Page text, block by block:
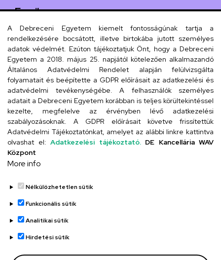
Email
iskola@kossuth-alt.unideb.hu
Cím
4024 Debrecen, Kossuth utca 33.
Szervezeti telefonkönyv
UD telefonkönyv
Adatvédelem
Adatvédelem
Régi oldal
A Debreceni Egyetem kiemelt fontosságúnak tartja a
rendelkezésére bocsátott, illetve birtokába jutott személyes
adatok védelmét. Ezúton tájékoztatjuk Önt, hogy a Debreceni
Egyetem a 2018. május 25. napjától kötelezően alkalmazandó
Általános Adatvédelmi Rendelet alapján felülvizsgálta
folyamatait és beépítette a GDPR előírásait az adatkezelési és
adatvédelmi tevékenységébe. A felhasználók személyes
adatait a Debreceni Egyetem korábban is teljes körültekintéssel
kezelte, megfelelve az érvényben lévő adatkezelési
szabályozásoknak. A GDPR előírásait követve frissítettük
Adatvédelmi Tájékoztatónkat, amelyet az alábbi linkre kattintva
olvashat el: Adatkezelési tájékoztató. DE Kancellária WAV
Központ
More info
Nélkülözhetetlen sütik
Funkcionális sütik
Analitikai sütik
Hirdetési sütik